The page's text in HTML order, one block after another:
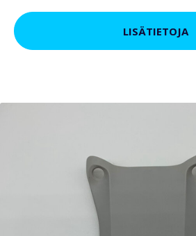
LISÄTIETOJA